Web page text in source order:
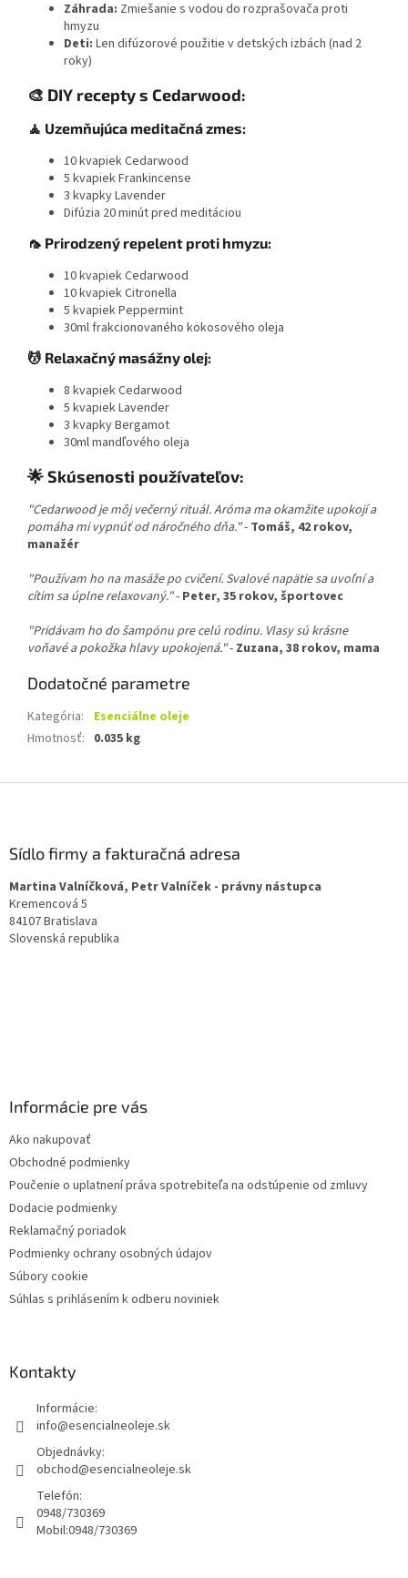
Záhrada: Zmiešanie s vodou do rozprašovača proti
hmyzu
Deti: Len difúzorové použitie v detských izbách (nad 2
roky)
🎨 DIY recepty s Cedarwood:
🧘 Uzemňujúca meditačná zmes:
10 kvapiek Cedarwood
5 kvapiek Frankincense
3 kvapky Lavender
Difúzia 20 minút pred meditáciou
🦟 Prirodzený repelent proti hmyzu:
10 kvapiek Cedarwood
10 kvapiek Citronella
5 kvapiek Peppermint
30ml frakcionovaného kokosového oleja
💆 Relaxačný masážny olej:
8 kvapiek Cedarwood
5 kvapiek Lavender
3 kvapky Bergamot
30ml mandľového oleja
🌟 Skúsenosti používateľov:
"Cedarwood je môj večerný rituál. Aróma ma okamžite upokojí a
pomáha mi vypnúť od náročného dňa."- Tomáš, 42 rokov,
manažér
"Používam ho na masáže po cvičení. Svalové napätie sa uvoľní a
cítim sa úplne relaxovaný."- Peter, 35 rokov, športovec
"Pridávam ho do šampónu pre celú rodinu. Vlasy sú krásne
voňavé a pokožka hlavy upokojená."- Zuzana, 38 rokov, mama
Dodatočné parametre
Kategória:
Esenciálne oleje
Hmotnosť: 0.035 kg
Sídlo firmy a fakturačná adresa
Martina Valníčková, Petr Valníček - právny nástupca
Kremencová 5
84107 Bratislava
Slovenská republika
Informácie pre vás
Ako nakupovať
Obchodné podmienky
Poučenie o uplatnení práva spotrebiteľa na odstúpenie od zmluvy
Dodacie podmienky
Reklamačný poriadok
Podmienky ochrany osobných údajov
Súbory cookie
Súhlas s prihlásením k odberu noviniek
Kontakty
Informácie:
info@esencialneoleje.sk
Objednávky:
obchod@esencialneoleje.sk
Telefón:
0948/730369
Mobil:0948/730369